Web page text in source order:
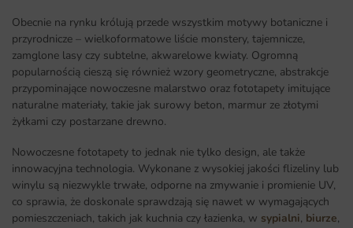
Obecnie na rynku królują przede wszystkim motywy botaniczne i
przyrodnicze – wielkoformatowe liście monstery, tajemnicze,
zamglone lasy czy subtelne, akwarelowe kwiaty. Ogromną
popularnością cieszą się również wzory geometryczne, abstrakcje
przypominające nowoczesne malarstwo oraz fototapety imitujące
naturalne materiały, takie jak surowy beton, marmur ze złotymi
żyłkami czy postarzane drewno.
Nowoczesne fototapety to jednak nie tylko design, ale także
innowacyjna technologia. Wykonane z wysokiej jakości flizeliny lub
winylu są niezwykle trwałe, odporne na zmywanie i promienie UV,
co sprawia, że doskonale sprawdzają się nawet w wymagających
pomieszczeniach, takich jak kuchnia czy łazienka, w sypialni, biurze,